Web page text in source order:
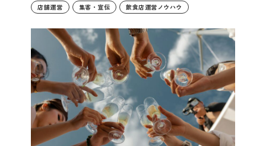
店舗運営 集客・宣伝 飲食店運営ノウハウ